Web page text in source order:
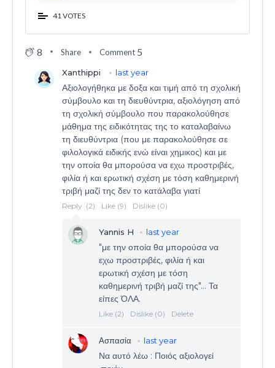
41 VOTES
8 Share Comment 5